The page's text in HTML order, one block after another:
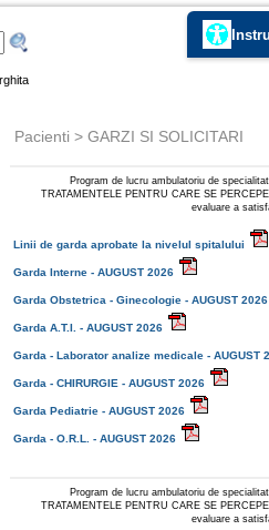
Pacienti > GARZI SI SOLICITARI
Program de lucru ambulatoriu de
TRATAMENTELE PENTRU CARE SE
evaluare a
Linii de garda aprobate la nivelul spitalului
Garda Interne - AUGUST 2026
Garda Obstetrica - Ginecologie - AUGUST 2026
Garda A.T.I. - AUGUST 2026
Garda - Laborator analize medicale - AUGUST
Garda - CHIRURGIE - AUGUST 2026
Garda Pediatrie - AUGUST 2026
Garda - O.R.L. - AUGUST 2026
Program de lucru ambulatoriu de
TRATAMENTELE PENTRU CARE SE
evaluare a